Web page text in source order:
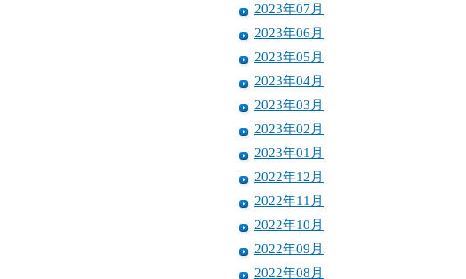
2023年07月
2023年06月
2023年05月
2023年04月
2023年03月
2023年02月
2023年01月
2022年12月
2022年11月
2022年10月
2022年09月
2022年08月